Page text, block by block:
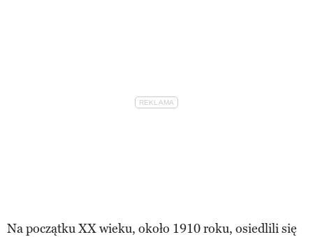
Na początku XX wieku, około 1910 roku, osiedlili się